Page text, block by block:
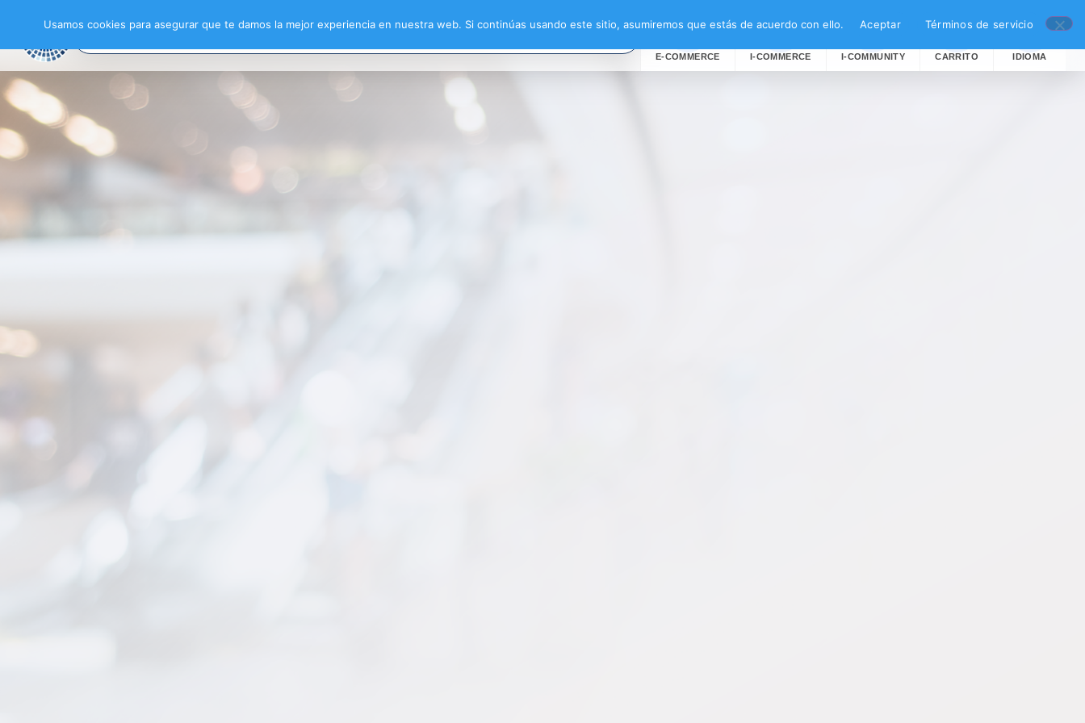
E-COMMERCE I-COMMERCE I-COMMUNITY CARRITO IDIOMA
Usamos cookies para asegurar que te damos la mejor experiencia en nuestra web. Si continúas usando este sitio, asumiremos que estás de acuerdo con ello. Aceptar Términos de servicio